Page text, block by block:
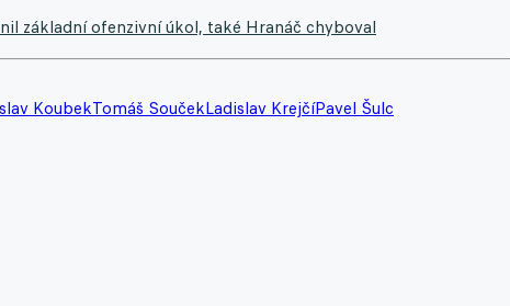
základní ofenzivní úkol, také Hranáč chyboval
KoubekTomáš SoučekLadislav KrejčíPavel Šulc